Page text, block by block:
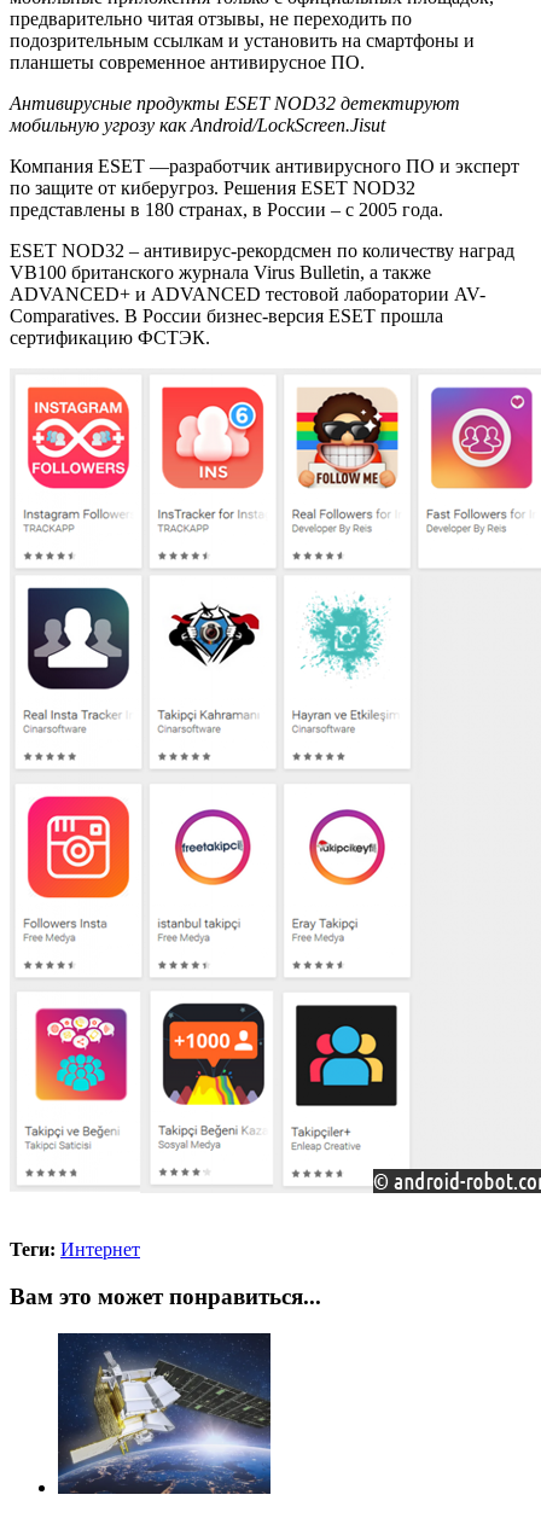
предварительно читая отзывы, не переходить по
подозрительным ссылкам и установить на смартфоны и
планшеты современное антивирусное ПО.
Антивирусные продукты ESET NOD32 детектируют
мобильную угрозу как Android/LockScreen.Jisut
Компания ESET —разработчик антивирусного ПО и эксперт
по защите от киберугроз. Решения ESET NOD32
представлены в 180 странах, в России – с 2005 года.
ESET NOD32 – антивирус-рекордсмен по количеству наград
VB100 британского журнала Virus Bulletin, а также
ADVANCED+ и ADVANCED тестовой лаборатории AV-
Comparatives. В России бизнес-версия ESET прошла
сертификацию ФСТЭК.
Теги: Интернет
Вам это может понравиться...